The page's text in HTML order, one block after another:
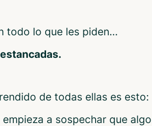
todo lo que les piden…
de todas ellas es esto:
a sospechar que algo